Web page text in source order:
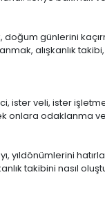
doğum günlerini
alışkanlık
ister veli, ister
odaklanma ve
yıldönümlerini
takibini nasıl